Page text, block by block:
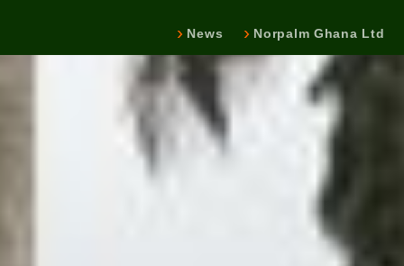
News Norpalm Ghana Ltd